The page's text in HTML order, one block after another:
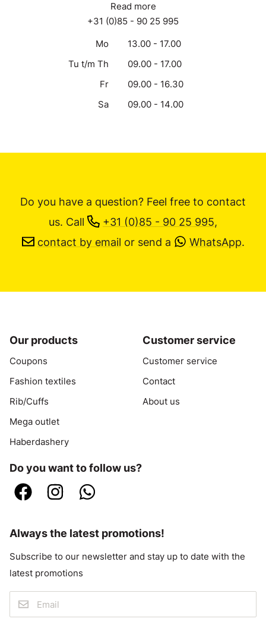
Read more
+31 (0)85 - 90 25 995
Mo
13.00 - 17.00
Tu t/m Th
09.00 - 17.00
Fr
09.00 - 16.30
Sa
09.00 - 14.00
Do you have a question? Feel free to contact
us. Call +31 (0)85 - 90 25 995,
contact by email or send a WhatsApp.
Our products
Coupons
Fashion textiles
Rib/Cuffs
Mega outlet
Haberdashery
Customer service
Customer service
Contact
About us
Do you want to follow us?
Always the latest promotions!
Subscribe to our newsletter and stay up to date with the
latest promotions